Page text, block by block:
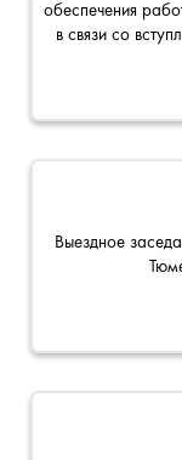
обеспечения
в связи со
Выездное